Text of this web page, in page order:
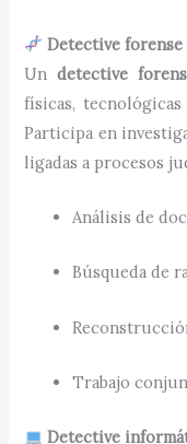
Detective forense
Undetective
físicas,
Participa en
ligadas a procesos
Análisis de
Búsqueda de
Trabajo
Detective